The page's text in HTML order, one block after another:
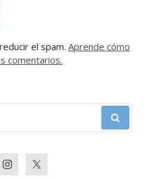
el spam. Aprende cómo
comentarios.